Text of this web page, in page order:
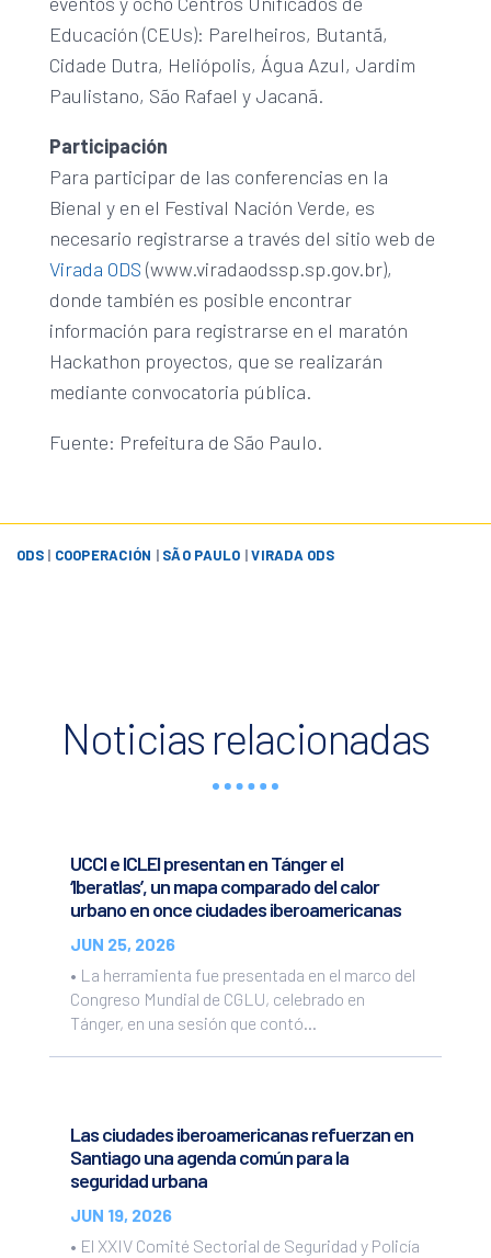
Educación (CEUs): Parelheiros, Butantã,
Cidade Dutra, Heliópolis, Água Azul, Jardim
Paulistano, São Rafael y Jacanã.
Participación
Para participar de las conferencias en la
Bienal y en el Festival Nación Verde, es
necesario registrarse a través del sitio web de
Virada ODS (www.viradaodssp.sp.gov.br),
donde también es posible encontrar
información para registrarse en el maratón
Hackathon proyectos, que se realizarán
mediante convocatoria pública.
Fuente: Prefeitura de São Paulo.
ODS| COOPERACIÓN | SÃO PAULO |VIRADA ODS
Noticias relacionadas
UCCI e ICLEI presentan en Tánger el
‘Iberatlas’, un mapa comparado del calor
urbano en once ciudades iberoamericanas
JUN 25, 2026
• La herramienta fue presentada en el marco del
Congreso Mundial de CGLU, celebrado en
Tánger, en una sesión que contó...
Las ciudades iberoamericanas refuerzan en
Santiago una agenda común para la
seguridad urbana
JUN 19, 2026
• El XXIV Comité Sectorial de Seguridad y Policía